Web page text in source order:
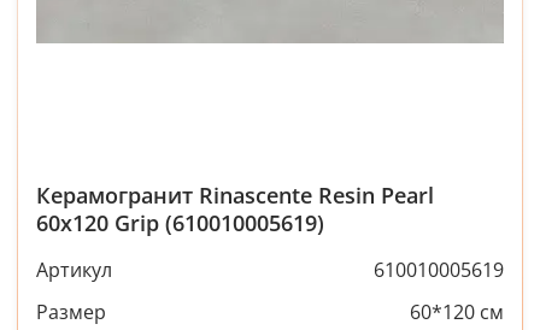
Керамогранит Rinascente Resin Pearl
60x120 Grip (610010005619)
Артикул
610010005619
Размер
60*120 см